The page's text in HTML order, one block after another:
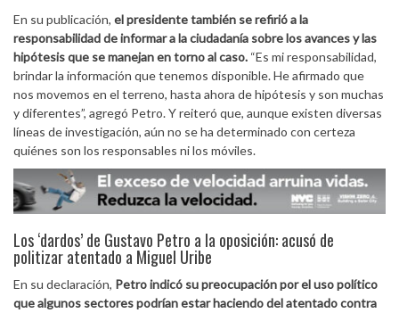
En su publicación, el presidente también se refirió a la
responsabilidad de informar a la ciudadanía sobre los avances y las
hipótesis que se manejan en torno al caso. “Es mi responsabilidad,
brindar la información que tenemos disponible. He afirmado que
nos movemos en el terreno, hasta ahora de hipótesis y son muchas
y diferentes”, agregó Petro. Y reiteró que, aunque existen diversas
líneas de investigación, aún no se ha determinado con certeza
quiénes son los responsables ni los móviles.
Los ‘dardos’ de Gustavo Petro a la oposición: acusó de
politizar atentado a Miguel Uribe
En su declaración, Petro indicó su preocupación por el uso político
que algunos sectores podrían estar haciendo del atentado contra